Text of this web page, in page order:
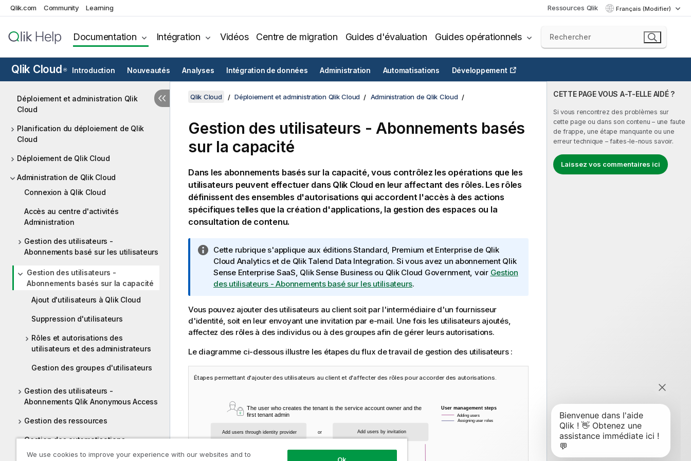
Qlik.com Community Learning Ressources Qlik Français (Modifier)
Documentation Intégration Vidéos Centre de migration Guides d'évaluation Guides opérationnels
Qlik Cloud ® Introduction Nouveautés Analyses Intégration de données Administration Automatisations Développement
Déploiement et administration Qlik
Cloud
Planification du déploiement de Qlik
Cloud
Déploiement de Qlik Cloud
Administration de Qlik Cloud
Connexion à Qlik Cloud
Accès au centre d'activités
Administration
Gestion des utilisateurs -
Abonnements basé sur les utilisateurs
Gestion des utilisateurs -
Abonnements basés sur la capacité
Ajout d'utilisateurs à Qlik Cloud
Suppression d'utilisateurs
Rôles et autorisations des
utilisateurs et des administrateurs
Gestion des groupes d'utilisateurs
Gestion des utilisateurs -
Abonnements Qlik Anonymous Access
Gestion des ressources
Gestion des automatisations
Administration de Qlik Predict
CETTE PAGE VOUS A-T-ELLE AIDÉ ?
Si vous rencontrez des problèmes sur
cette page ou dans son contenu – une faute
de frappe, une étape manquante ou une
erreur technique – faites-le-nous savoir.
Laissez vos commentaires ici
Qlik Cloud Déploiement et administration Qlik Cloud Administration de Qlik Cloud
Gestion des utilisateurs - Abonnements basés
sur la capacité
Dans les abonnements basés sur la capacité, vous contrôlez les opérations que les
utilisateurs peuvent effectuer dans Qlik Clouden leur affectant des rôles. Les rôles
définissent des ensembles d'autorisations qui accordent l'accès à des actions
spécifiques telles que la création d'applications, la gestion des espaces ou la
consultation de contenu.
N
o
t
e
n
f
o
m
t
Cette rubrique s'applique aux éditions Standard, Premium et Enterprise de Qlik
Cloud Analyticset de Qlik Talend Data Integration. Si vous avez un abonnement Qlik
Sense Enterprise SaaS, Qlik Sense Businessou Qlik Cloud Government, voir Gestion
des utilisateurs - Abonnements basé sur les utilisateurs.
Vous pouvez ajouter des utilisateurs au client soit par l'intermédiaire d'un fournisseur
d'identité, soit en leur envoyant une invitation par e-mail. Une fois les utilisateurs ajoutés,
affectez des rôles à des individus ou à des groupes afin de gérer leurs autorisations.
Le diagramme ci-dessous illustre les étapes du flux de travail de gestion des utilisateurs :
Étapes permettant d'ajouter des utilisateurs au client et d'affecter des rôles pour accorder des autorisations.
We use cookies to improve your experience with our websites and to